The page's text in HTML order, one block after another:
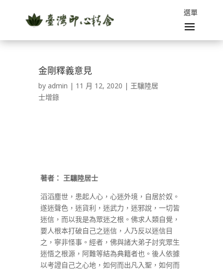
金剛釋義意見
by admin | 11 月 12, 2020 | 王驤陸居
士增錄
著者： 王驤陸居士
滔滔塵世，患起人心，心迷外境，自居於奴。
遂迷聲色，迷貨利，迷武力，迷邪說，一切皆
迷信，而以我是為眾迷之根。佛求人類自覺，
要人根本打破自己之迷信，人乃反以迷信目
之，寧非怪事。經者，佛與諸大弟子討究眾生
迷悟之根源，阿難等結為典籍者也。後人依據
以考證自己之心地，如何而出凡入聖，如何而